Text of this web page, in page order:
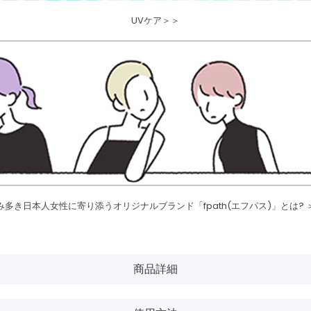
UVケア＞＞
多き日本人女性に寄り添うオリジナルブランド「fpath(エフパス)」とは?
商品詳細